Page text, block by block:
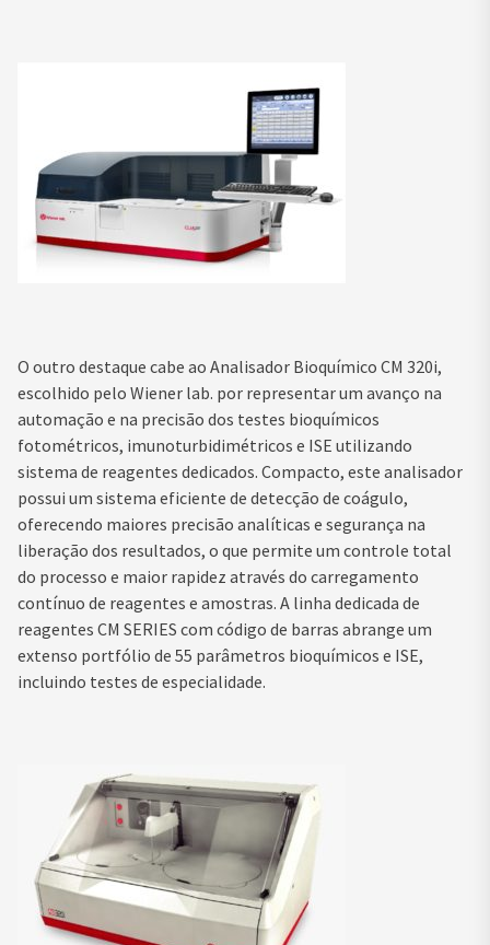
O outro destaque cabe ao Analisador Bioquímico CM 320i,
escolhido pelo Wiener lab. por representar um avanço na
automação e na precisão dos testes bioquímicos
fotométricos, imunoturbidimétricos e ISE utilizando
sistema de reagentes dedicados. Compacto, este analisador
possui um sistema eficiente de detecção de coágulo,
oferecendo maiores precisão analíticas e segurança na
liberação dos resultados, o que permite um controle total
do processo e maior rapidez através do carregamento
contínuo de reagentes e amostras. A linha dedicada de
reagentes CM SERIES com código de barras abrange um
extenso portfólio de 55 parâmetros bioquímicos e ISE,
incluindo testes de especialidade.